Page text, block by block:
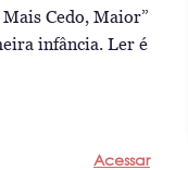
Cedo, Maior”
infância. Ler é
Acessar